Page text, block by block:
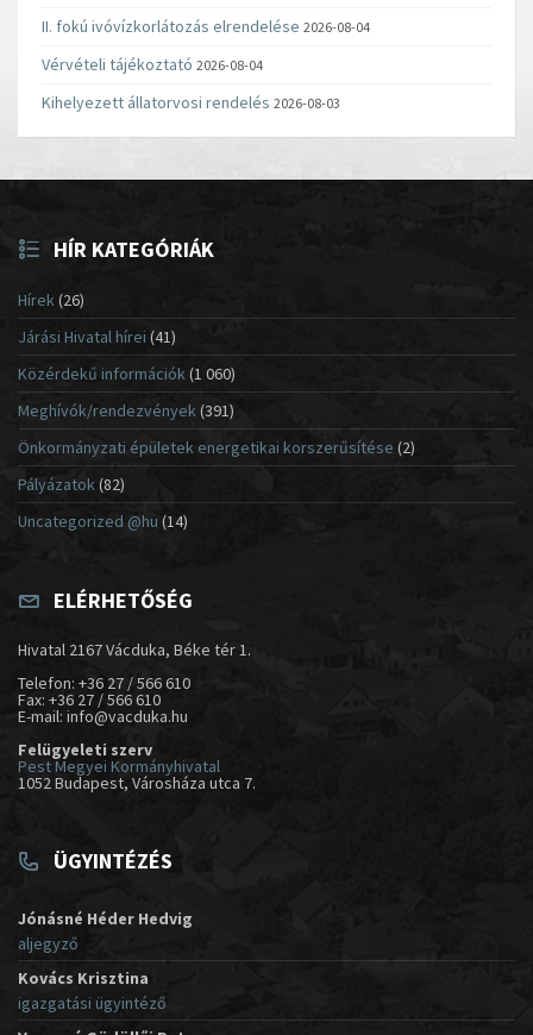
II. fokú ivóvízkorlátozás elrendelése 2026-08-04
Vérvételi tájékoztató 2026-08-04
Kihelyezett állatorvosi rendelés 2026-08-03
HÍR KATEGÓRIÁK
Hírek(26)
Járási Hivatal hírei (41)
Közérdekű információk(1 060)
Meghívók/rendezvények (391)
Önkormányzati épületek energetikai korszerűsítése (2)
Pályázatok (82)
Uncategorized @hu (14)
ELÉRHETŐSÉG
Hivatal 2167 Vácduka, Béke tér 1.
Telefon: +36 27 / 566 610
Fax: +36 27 / 566 610
E-mail: info@vacduka.hu
Felügyeleti szerv
Pest Megyei Kormányhivatal
1052 Budapest, Városháza utca 7.
ÜGYINTÉZÉS
Jónásné Héder Hedvig
aljegyző
Kovács Krisztina
igazgatási ügyintéző